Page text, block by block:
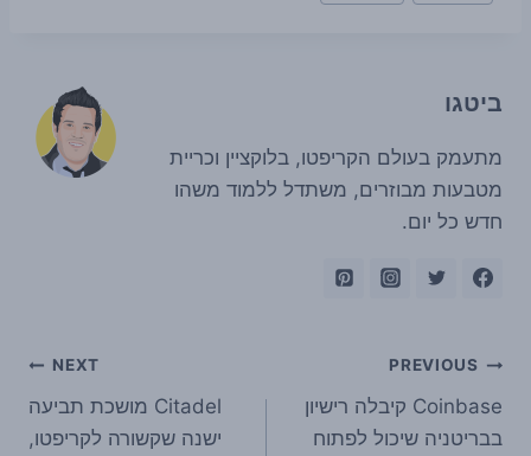
ביטגו
מתעמק בעולם הקריפטו, בלוקציין וכריית
מטבעות מבוזרים, משתדל ללמוד משהו
חדש כל יום.
ניווט
PREVIOUS
Coinbase קיבלה רישיון
בבריטניה שיכול לפתוח
NEXT
Citadel מושכת תביעה
ישנה שקשורה לקריפטו,